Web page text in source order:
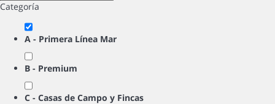
Categoría
A - Primera Línea Mar
B - Premium
C - Casas de Campo y Fincas